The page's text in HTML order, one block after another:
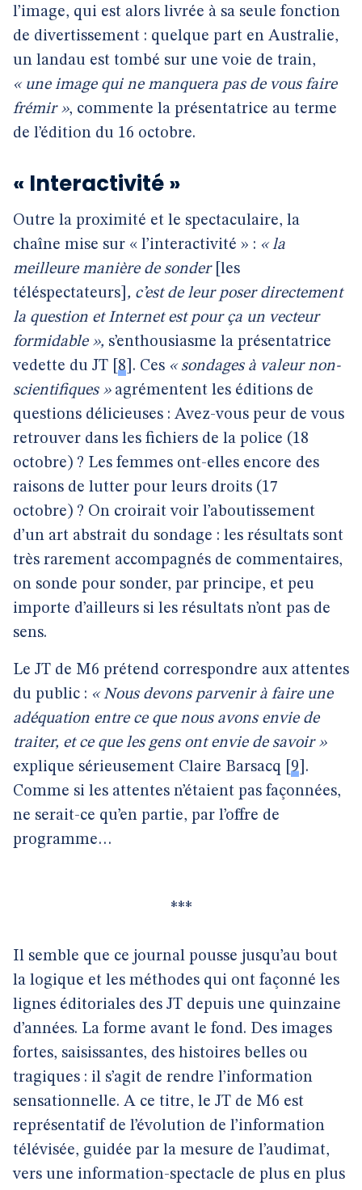
l’image, qui est alors livrée à sa seule fonction
de divertissement : quelque part en Australie,
un landau est tombé sur une voie de train,
« une image qui ne manquera pas de vous faire
frémir », commente la présentatrice au terme
de l’édition du 16 octobre.
« Interactivité »
Outre la proximité et le spectaculaire, la
chaîne mise sur « l’interactivité » : « la
meilleure manière de sonder [les
téléspectateurs] , c’est de leur poser directement
la question et Internet est pour ça un vecteur
formidable », s’enthousiasme la présentatrice
vedette du JT 8 . Ces « sondages à valeur non-
scientifiques »agrémentent les éditions de
questions délicieuses : Avez-vous peur de vous
retrouver dans les fichiers de la police (18
octobre) ? Les femmes ont-elles encore des
raisons de lutter pour leurs droits (17
octobre) ? On croirait voir l’aboutissement
d’un art abstrait du sondage : les résultats sont
très rarement accompagnés de commentaires,
on sonde pour sonder, par principe, et peu
importe d’ailleurs si les résultats n’ont pas de
sens.
Le JT de M6 prétend correspondre aux attentes
du public : « Nous devons parvenir à faire une
adéquation entre ce que nous avons envie de
traiter, et ce que les gens ont envie de savoir »
explique sérieusement Claire Barsacq
9 .
Comme si les attentes n’étaient pas façonnées,
ne serait-ce qu’en partie, par l’offre de
programme…
***
Il semble que ce journal pousse jusqu’au bout
la logique et les méthodes qui ont façonné les
lignes éditoriales des JT depuis une quinzaine
d’années. La forme avant le fond. Des images
fortes, saisissantes, des histoires belles ou
tragiques : il s’agit de rendre l’information
sensationnelle. A ce titre, le JT de M6 est
représentatif de l’évolution de l’information
télévisée, guidée par la mesure de l’audimat,
vers une information-spectacle de plus en plus